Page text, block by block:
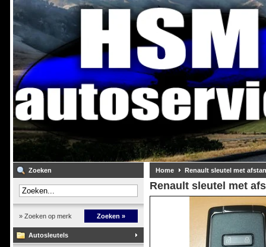
Zoeken
» Zoeken op merk Zoeken »
Autosleutels
Home Renault sleutel met
Renault sleutel met